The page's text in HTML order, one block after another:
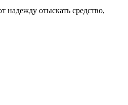
надежду отыскать средство,